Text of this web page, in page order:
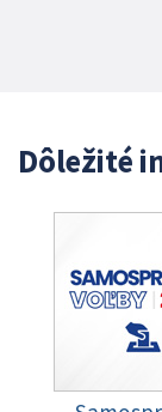
Dôležité